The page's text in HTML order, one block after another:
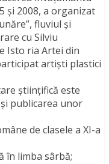
şi 2008, a organizat
fluviul şi
cu Silviu
Isto ria Artei din
artişti plastici
ştiinţifică este
publicarea unor
de clasele a XI-a
în limba sârbă;